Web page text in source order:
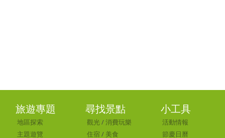
旅遊專題
地區探索
主題遊覽
尋找景點
觀光 /消費玩樂
住宿 / 美食
小工具
活動情報
節慶日曆